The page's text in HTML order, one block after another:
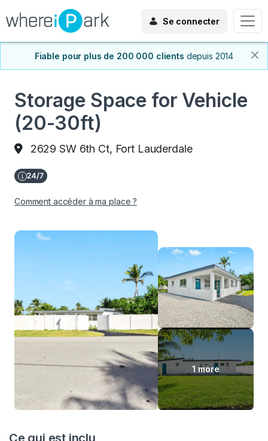
Se connecter
Fiable pour plus de 200 000 clients depuis 2014
Storage Space for Vehicle
(20-30ft)
2629 SW 6th Ct, Fort Lauderdale
Comment accéder à ma place ?
1 more
Ce qui est inclu